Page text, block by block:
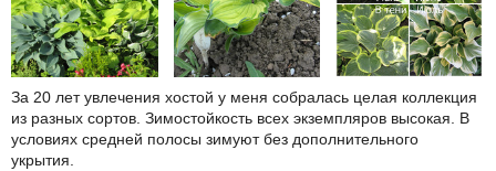
За 20 лет увлечения хостой у меня собралась целая коллекция
из разных сортов. Зимостойкость всех экземпляров высокая. В
условиях средней полосы зимуют без дополнительного
укрытия.